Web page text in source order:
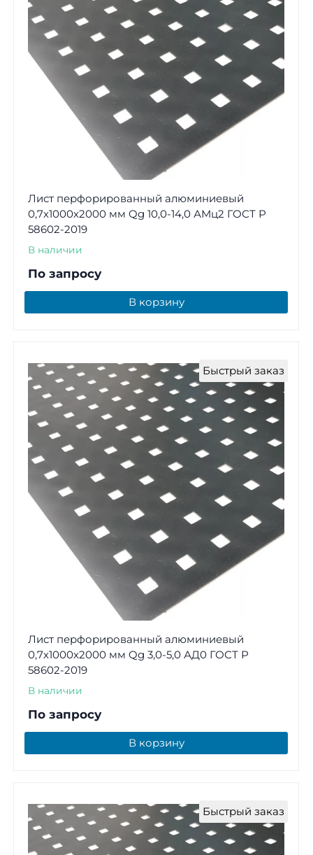
Лист перфорированный алюминиевый
0,7х1000х2000 мм Qg 10,0-14,0 АМц2 ГОСТ Р
58602-2019
В наличии
По запросу
В корзину
Быстрый заказ
Лист перфорированный алюминиевый
0,7х1000х2000 мм Qg 3,0-5,0 АД0 ГОСТ Р
58602-2019
В наличии
По запросу
В корзину
Быстрый заказ